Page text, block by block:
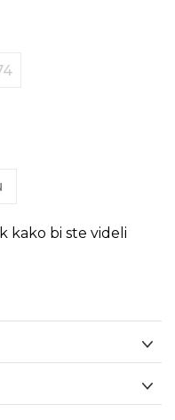
kako bi ste videli